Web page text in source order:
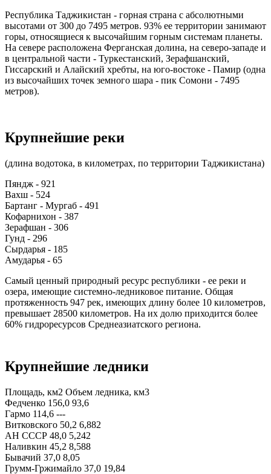
Республика Таджикистан - горная страна с абсолютными
высотами от 300 до 7495 метров. 93% ее территории занимают
горы, относящиеся к высочайшим горным системам планеты.
На севере расположена Ферганская долина, на северо-западе и
в центральной части - Туркестанский, Зерафшанский,
Гиссарский и Алайский хребты, на юго-востоке - Памир (одна
из высочайших точек земного шара - пик Сомони - 7495
метров).
Крупнейшие реки
(длина водотока, в километрах, по территории Таджикистана)
Пяндж - 921
Вахш - 524
Бартанг - Мургаб - 491
Кофарнихон - 387
Зерафшан - 306
Гунд - 296
Сырдарья - 185
Амударья - 65
Самый ценный природный ресурс республики - ее реки и
озера, имеющие системно-ледниковое питание. Общая
протяженность 947 рек, имеющих длину более 10 километров,
превышает 28500 километров. На их долю приходится более
60% гидроресурсов Среднеазиатского региона.
Крупнейшие ледники
Площадь, км2 Объем ледника, км3
Федченко 156,0 93,6
Гармо 114,6 ---
Витковского 50,2 6,882
АН СССР 48,0 5,242
Наливкин 45,2 8,588
Бывачий 37,0 8,05
Грумм-Гржимайло 37,0 19,84